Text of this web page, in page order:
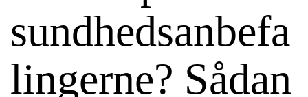
sundhedsanbefa
lingerne? Sådan